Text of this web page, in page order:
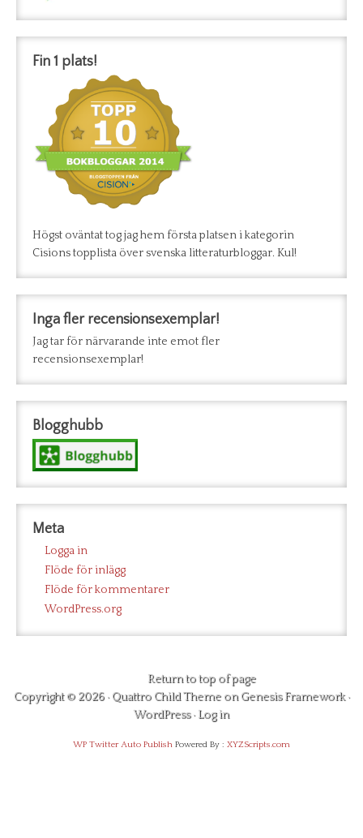
Fin 1 plats!
Högst oväntat tog jag hem första platsen i kategorin
Cisions topplista över svenska litteraturbloggar. Kul!
Inga fler recensionsexemplar!
Jag tar för närvarande inte emot fler
recensionsexemplar!
Blogghubb
Meta
Logga in
Flöde för inlägg
Flöde för kommentarer
WordPress.org
Return to top of page
Copyright © 2026 ·Quattro Child ThemeonGenesis Framework·
WordPress·Log in
WP Twitter Auto Publish Powered By : XYZScripts.com